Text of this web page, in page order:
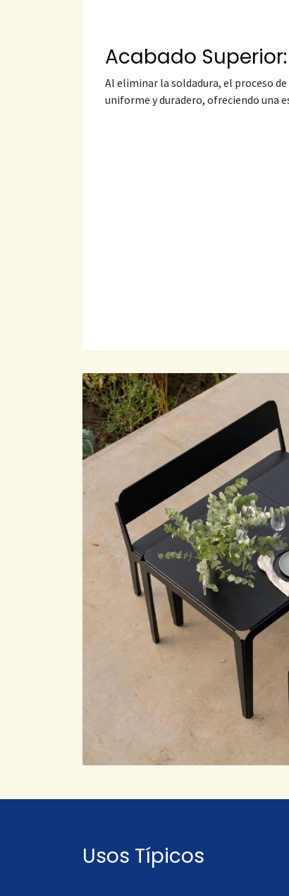
Acabado Superior:
Al eliminar la soldadura, el proceso
uniforme y duradero, ofreciendo una
Usos Típicos